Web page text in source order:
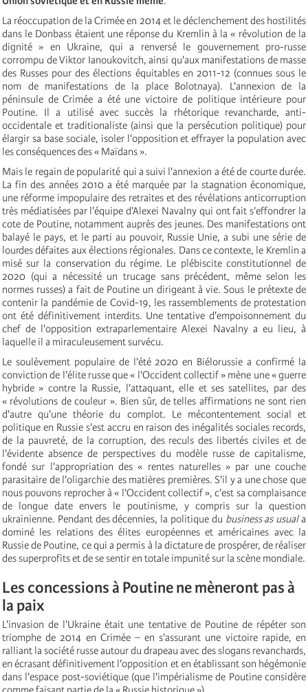
La réoccupation de la Crimée en 2014 et le déclenchement des hostilités
dans le Donbass étaient une réponse du Kremlin à la « révolution de la
dignité » en Ukraine, qui a renversé le gouvernement pro-russe
corrompu de Viktor Ianoukovitch, ainsi qu'aux manifestations de masse
des Russes pour des élections équitables en 2011-12 (connues sous le
nom de manifestations de la place Bolotnaya). L'annexion de la
péninsule de Crimée a été une victoire de politique intérieure pour
Poutine. Il a utilisé avec succès la rhétorique revancharde, anti-
occidentale et traditionaliste (ainsi que la persécution politique) pour
élargir sa base sociale, isoler l'opposition et effrayer la population avec
les conséquences des « Maïdans ».
Mais le regain de popularité qui a suivi l'annexion a été de courte durée.
La fin des années 2010 a été marquée par la stagnation économique,
une réforme impopulaire des retraites et des révélations anticorruption
très médiatisées par l'équipe d'Alexei Navalny qui ont fait s’effondrer la
cote de Poutine, notamment auprès des jeunes. Des manifestations ont
balayé le pays, et le parti au pouvoir, Russie Unie, a subi une série de
lourdes défaites aux élections régionales. Dans ce contexte, le Kremlin a
misé sur la conservation du régime. Le plébiscite constitutionnel de
2020 (qui a nécessité un trucage sans précédent, même selon les
normes russes) a fait de Poutine un dirigeant à vie. Sous le prétexte de
contenir la pandémie de Covid-19, les rassemblements de protestation
ont été définitivement interdits. Une tentative d'empoisonnement du
chef de l'opposition extraparlementaire Alexei Navalny a eu lieu, à
laquelle il a miraculeusement survécu.
Le soulèvement populaire de l'été 2020 en Biélorussie a confirmé la
conviction de l'élite russe que « l'Occident collectif » mène une « guerre
hybride » contre la Russie, l'attaquant, elle et ses satellites, par des
« révolutions de couleur ». Bien sûr, de telles affirmations ne sont rien
d'autre qu'une théorie du complot. Le mécontentement social et
politique en Russie s'est accru en raison des inégalités sociales records,
de la pauvreté, de la corruption, des reculs des libertés civiles et de
l'évidente absence de perspectives du modèle russe de capitalisme,
fondé sur l'appropriation des « rentes naturelles » par une couche
parasitaire de l'oligarchie des matières premières. S'il y a une chose que
nous pouvons reprocher à « l'Occident collectif », c'est sa complaisance
de longue date envers le poutinisme, y compris sur la question
ukrainienne. Pendant des décennies, la politique du business as usuala
dominé les relations des élites européennes et américaines avec la
Russie de Poutine, ce qui a permis à la dictature de prospérer, de réaliser
des superprofits et de se sentir en totale impunité sur la scène mondiale.
Les concessions à Poutine ne mèneront pas à
la paix
L'invasion de l'Ukraine était une tentative de Poutine de répéter son
triomphe de 2014 en Crimée – en s'assurant une victoire rapide, en
ralliant la société russe autour du drapeau avec des slogans revanchards,
en écrasant définitivement l'opposition et en établissant son hégémonie
dans l'espace post-soviétique (que l'impérialisme de Poutine considère